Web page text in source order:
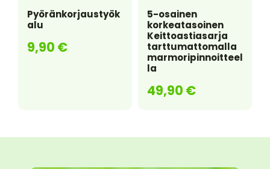
Pyöränkorjaustyök
alu
9,90 €
5-osainen
korkeatasoinen
Keittoastiasarja
tarttumattomalla
marmoripinnoitteel
la
49,90 €